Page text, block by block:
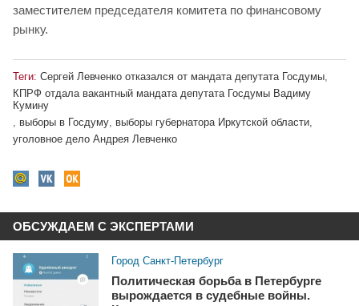
заместителем председателя комитета по финансовому
рынку.
Теги: Сергей Левченко отказался от мандата депутата Госдумы,
КПРФ отдала вакантный мандата депутата Госдумы Вадиму
Кумину
, выборы в Госдуму, выборы губернатора Иркутской области,
уголовное дело Андрея Левченко
ОБСУЖДАЕМ С ЭКСПЕРТАМИ
Город Санкт-Петербург
Политическая борьба в Петербурге
вырождается в судебные войны.